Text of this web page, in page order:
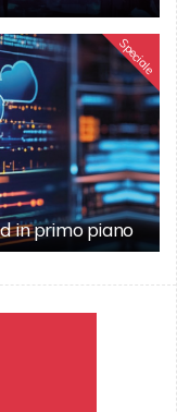
Speciale
in primo piano